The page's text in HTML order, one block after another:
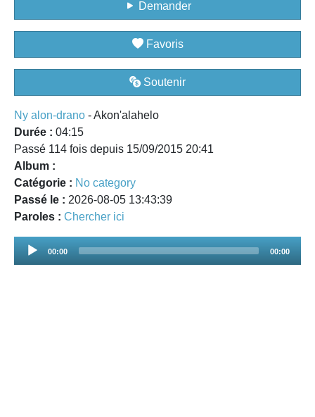
Demander
Favoris
Soutenir
Ny alon-drano - Akon'alahelo
Durée : 04:15
Passé 114 fois depuis 15/09/2015 20:41
Album :
Catégorie : No category
Passé le : 2026-08-05 13:43:39
Paroles : Chercher ici
Audio
00:00 00:00